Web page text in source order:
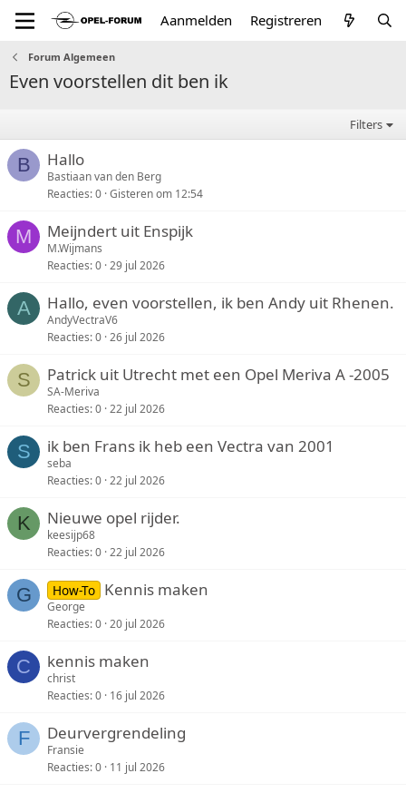
Aanmelden Registreren
Forum Algemeen
Even voorstellen dit ben ik
Filters
B Hallo
Bastiaan van den Berg
Reacties 0 Gisteren om 12:54
M Meijndert uit Enspijk
M.Wijmans
Reacties 0 29 jul 2026
A Hallo, even voorstellen, ik ben Andy uit Rhenen.
AndyVectraV6
Reacties 0 26 jul 2026
S Patrick uit Utrecht met een Opel Meriva A -2005
SA-Meriva
Reacties 0 22 jul 2026
S ik ben Frans ik heb een Vectra van 2001
seba
Reacties 0 22 jul 2026
K Nieuwe opel rijder.
keesijp68
Reacties 0 22 jul 2026
G How-To Kennis maken
George
Reacties 0 20 jul 2026
C kennis maken
christ
Reacties 0 16 jul 2026
F Deurvergrendeling
Fransie
Reacties 0 11 jul 2026